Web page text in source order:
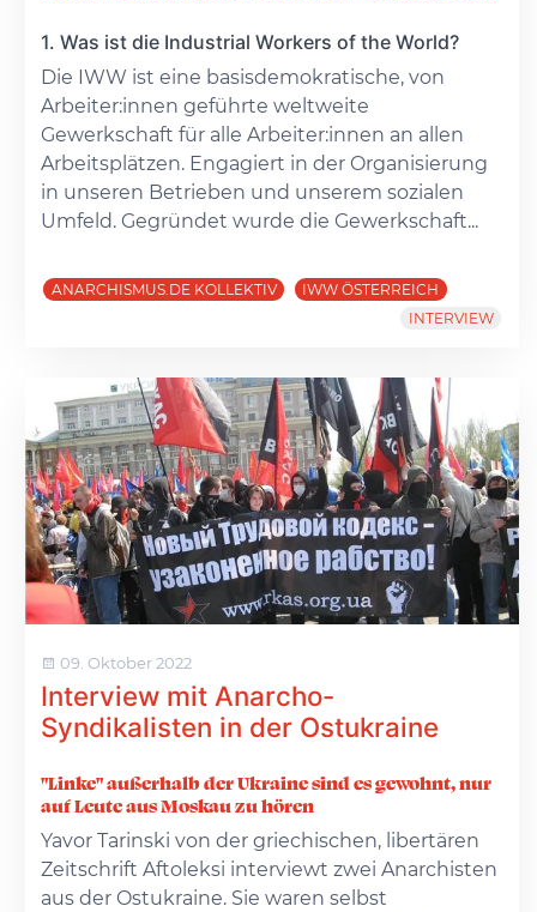
1. Was ist die Industrial Workers of the World?
Die IWW ist eine basisdemokratische, von
Arbeiter:innen geführte weltweite
Gewerkschaft für alle Arbeiter:innen an allen
Arbeitsplätzen. Engagiert in der Organisierung
in unseren Betrieben und unserem sozialen
Umfeld. Gegründet wurde die Gewerkschaft...
ANARCHISMUS.DE KOLLEKTIV
IWW ÖSTERREICH
INTERVIEW
09. Oktober 2022
Interview mit Anarcho-
Syndikalisten in der Ostukraine
"Linke" außerhalb der Ukraine sind es gewohnt, nur
auf Leute aus Moskau zu hören
Yavor Tarinski von der griechischen, libertären
Zeitschrift Aftoleksi interviewt zwei Anarchisten
aus der Ostukraine. Sie waren selbst